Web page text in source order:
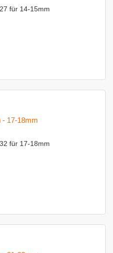
für 14-15mm
- 17-18mm
für 17-18mm